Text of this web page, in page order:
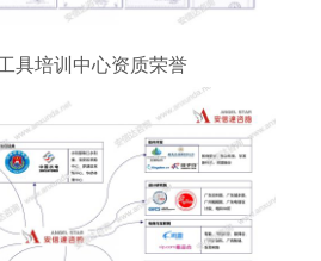
具培训中心资质荣誉